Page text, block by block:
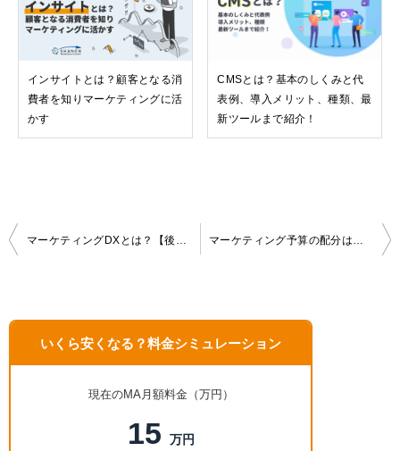
インサイトとは？顧客となる消
費者を知りマーケティングに活
かす
CMSとは？基本のしくみと代
表例、導入メリット、種類、最
新ツールまで紹介！
投
稿
ゲ
シ
いくら安くなる？料金シミュレーション
現在のMA月額料金（万円）
15 万円